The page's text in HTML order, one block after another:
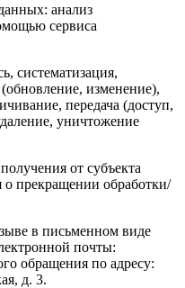
анализ
сервиса
систематизация,
изменение),
передача (доступ,
уничтожение
от субъекта
прекращении обработки/
в письменном виде
почты:
обращения по адресу:
д. 3.